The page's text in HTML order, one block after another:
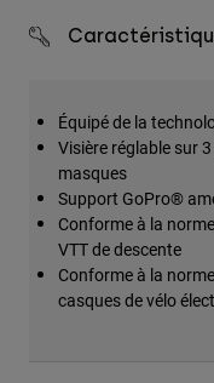
Sacs et sacs à dos
Chapeaux et
Voir tout
Équipé de la
Visière réglable sur
masques
Support GoPro®
Conforme à la
VTT de descente
Conforme à la
casques de vélo